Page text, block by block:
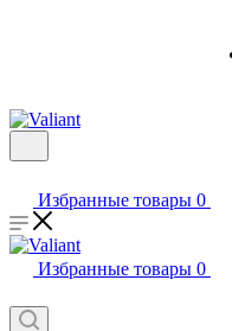
Избранные товары 0
Избранные товары 0